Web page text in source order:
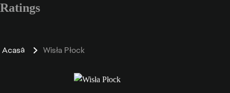
Ratings
Acasă Wisła Płock